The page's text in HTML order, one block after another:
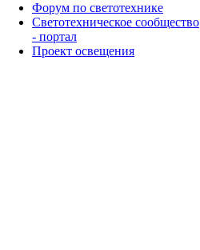
Форум по светотехнике
Светотехническое сообщество
- портал
Проект освещения